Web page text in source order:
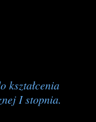
kształcenia
I stopnia.